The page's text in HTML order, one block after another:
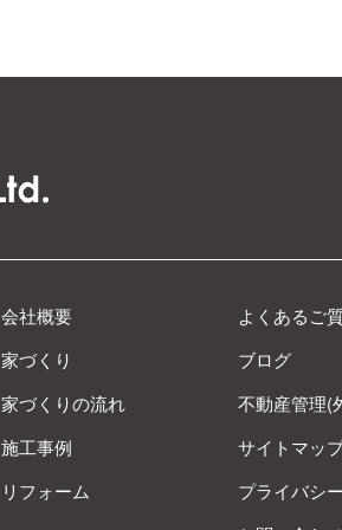
会社概要
家づくり
家づくりの流れ
施工事例
リフォーム
よくあるご
ブログ
不動産管理(
サイトマッ
プライバシ